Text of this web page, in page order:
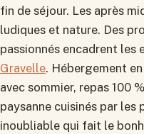
fin de séjour. Les après
ludiques et nature. Des
passionnés encadrent les
Gravelle. Hébergement
avec sommier, repas 100
paysanne cuisinés par les
inoubliable qui fait le